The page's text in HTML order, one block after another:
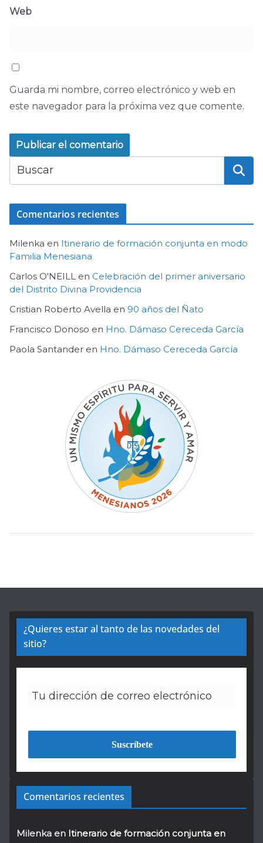
Web
Guarda mi nombre, correo electrónico y web en
este navegador para la próxima vez que comente.
Comentarios recientes
Milenka en Itinerario de formación conjunta en modo
Familia Menesiana
Carlos O'NEILL en Celebración del primer aniversario
del Distrito Divina Providencia
Cristian Roberto Avella en 90 años del Ñato
Francisco Donoso en Hno. Dámaso Cereceda García
Paola Santander en Hno. Dámaso Cereceda García
¿Quieres estar al tanto de las novedades del
sitio?
Comentarios recientes
Milenka en Itinerario de formación conjunta en